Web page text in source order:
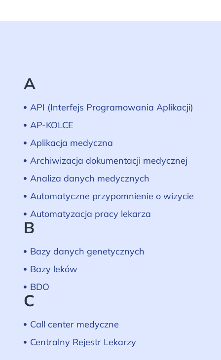
A
API (Interfejs Programowania Aplikacji)
AP-KOLCE
Aplikacja medyczna
Archiwizacja dokumentacji medycznej
Analiza danych medycznych
Automatyczne przypomnienie o wizycie
Automatyzacja pracy lekarza
B
Bazy danych genetycznych
Bazy leków
BDO
C
Call center medyczne
Centralny Rejestr Lekarzy